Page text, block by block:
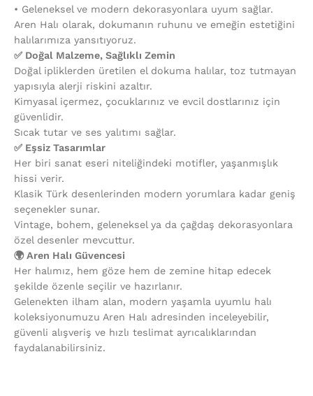
•⁠ ⁠Geleneksel ve modern dekorasyonlara uyum sağlar.
Aren Halı olarak, dokumanın ruhunu ve emeğin estetiğini
halılarımıza yansıtıyoruz.
✅ Doğal Malzeme, Sağlıklı Zemin
Doğal ipliklerden üretilen el dokuma halılar, toz tutmayan
yapısıyla alerji riskini azaltır.
Kimyasal içermez, çocuklarınız ve evcil dostlarınız için
güvenlidir.
Sıcak tutar ve ses yalıtımı sağlar.
✅ Eşsiz Tasarımlar
Her biri sanat eseri niteliğindeki motifler, yaşanmışlık
hissi verir.
Klasik Türk desenlerinden modern yorumlara kadar geniş
seçenekler sunar.
Vintage, bohem, geleneksel ya da çağdaş dekorasyonlara
özel desenler mevcuttur.
🌍 Aren Halı Güvencesi
Her halımız, hem göze hem de zemine hitap edecek
şekilde özenle seçilir ve hazırlanır.
Gelenekten ilham alan, modern yaşamla uyumlu halı
koleksiyonumuzu Aren Halı adresinden inceleyebilir,
güvenli alışveriş ve hızlı teslimat ayrıcalıklarından
faydalanabilirsiniz.